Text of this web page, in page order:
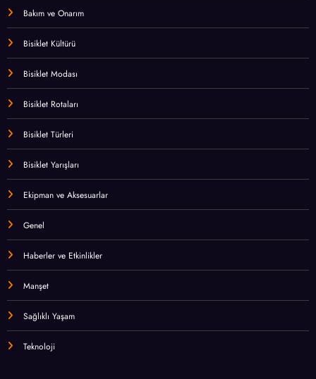
Bakım ve Onarım
Bisiklet Kültürü
Bisiklet Modası
Bisiklet Rotaları
Bisiklet Türleri
Bisiklet Yarışları
Ekipman ve Aksesuarlar
Genel
Haberler ve Etkinlikler
Manşet
Sağlıklı Yaşam
Teknoloji